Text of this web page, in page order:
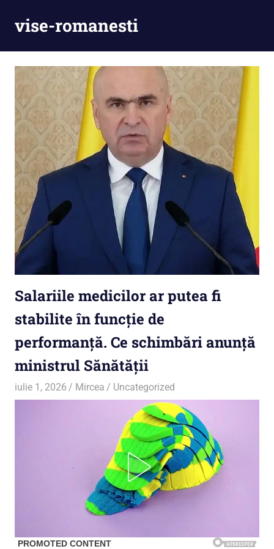
vise-romanesti
Salariile medicilor ar putea fi
stabilite în funcție de
performanță. Ce schimbări anunță
ministrul Sănătății
iulie 1, 2026 Mircea Uncategorized